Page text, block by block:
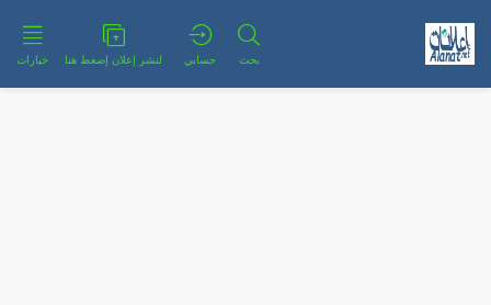
بحث حسابي لنشر إعلان إضغط هنا خيارات